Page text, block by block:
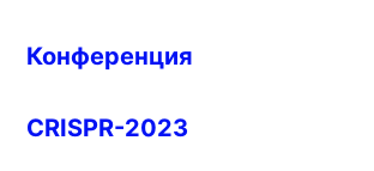
записям
Конференция
CRISPR-2023